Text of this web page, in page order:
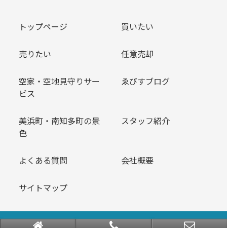
トップページ 買いたい
売りたい 任意売却
空家・空地見守りサー
ビス
ゑびすブログ
美浜町・南知多町の景
色
スタッフ紹介
よくある質問 会社概要
サイトマップ
Copyright © ゑびす不動産 All rights Reserved.